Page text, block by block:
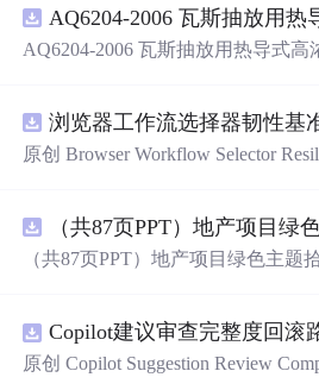
AQ6204-2006 瓦斯抽放用热导式高
原创 Browser Workflow Selector
建立固定样本、权重和验收区间，
率、覆盖率与效率；本地网页、
图、README、运行说明、MIT
适合开发者进行工程预检、质量审
18+可直接运行，零第三方运行依赖
（共87页PPT）地产项目绿色主题
原创 Copilot Suggestion Review